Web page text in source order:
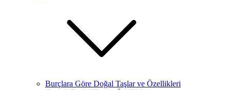
Burçlara Göre Doğal Taşlar ve Özellikleri